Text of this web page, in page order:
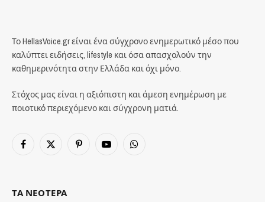
Το HellasVoice.gr είναι ένα σύγχρονο ενημερωτικό μέσο που
καλύπτει ειδήσεις, lifestyle και όσα απασχολούν την
καθημερινότητα στην Ελλάδα και όχι μόνο.
Στόχος μας είναι η αξιόπιστη και άμεση ενημέρωση με
ποιοτικό περιεχόμενο και σύγχρονη ματιά.
Facebook
X
PinterestYouTubeWhatsApp
ΤΑ ΝΕΟΤΕΡΑ